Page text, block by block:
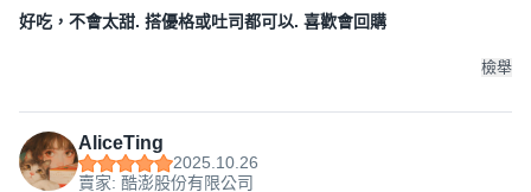
好吃，不會太甜. 搭優格或吐司都可以. 喜歡會回購
檢舉
AliceTing
2025.10.26
賣家: 酷澎股份有限公司